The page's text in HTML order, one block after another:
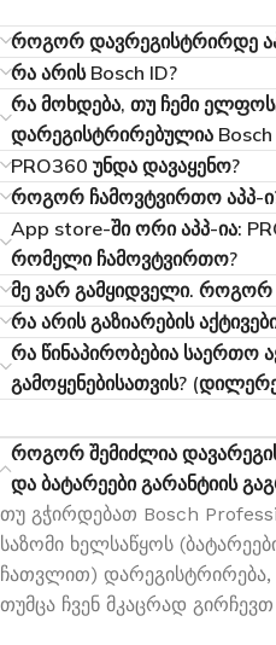
როგორ დავრეგისტრირდე
რა არის Bosch ID?
რა მოხდება, თუ ჩემი
დარეგისტრირებულია Bosch
PRO360 უნდა დავაყენო?
როგორ ჩამოვტვირთო აპპ-
App store-ში ორი აპპ-ია:
რომელი ჩამოვტვირთო?
მე ვარ გამყიდველი. როგორ
რა არის გაზიარების
რა წინაპირობებია საერთო
გამოყენებისათვის?
როგორ შემიძლია
და ბატარეები გარანტიის
თუ გჭირდებათ Bosch
საზომი ხელსაწყოს
ჩათვლით) დარეგისტრირება,
თუმცა ჩვენ მკაცრად